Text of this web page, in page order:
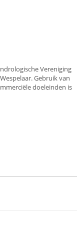
Vereniging
Gebruik van
doeleinden is